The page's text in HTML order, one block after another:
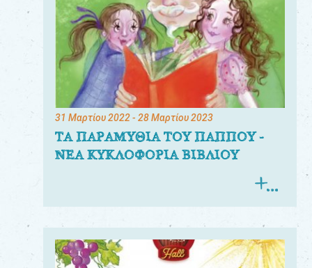
31 Μαρτίου 2022- 28 Μαρτίου 2023
ΤΑ ΠΑΡΑΜΥΘΙΑ ΤΟΥ ΠΑΠΠΟΥ -
ΝΕΑ ΚΥΚΛΟΦΟΡΙΑ ΒΙΒΛΙΟΥ